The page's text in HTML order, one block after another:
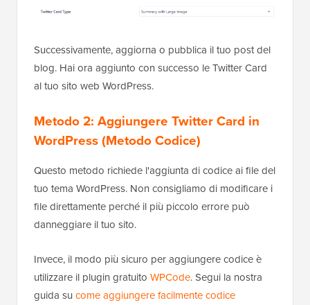
Successivamente, aggiorna o pubblica il tuo post del
blog. Hai ora aggiunto con successo le Twitter Card
al tuo sito web WordPress.
Metodo 2: Aggiungere Twitter Card in
WordPress (Metodo Codice)
Questo metodo richiede l'aggiunta di codice ai file del
tuo tema WordPress. Non consigliamo di modificare i
file direttamente perché il più piccolo errore può
danneggiare il tuo sito.
Invece, il modo più sicuro per aggiungere codice è
utilizzare il plugin gratuito WPCode. Segui la nostra
guida su come aggiungere facilmente codice